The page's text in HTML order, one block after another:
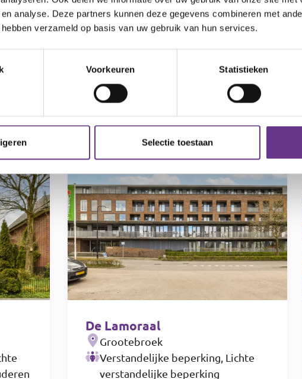
analyse. Deze partners kunnen deze gegevens combineren met
verzameld op basis van uw gebruik van hun services.
Voorkeuren Statistieken
Selectie toestaan
vragen?
- 0830. Op de contactpagina staan onze openingstijden.
De Lamoraal
Grootebroek
Verstandelijke beperking, Lichte
verstandelijke beperking